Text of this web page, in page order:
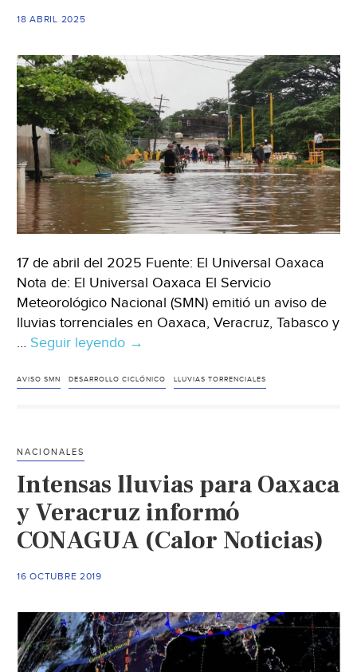
18 ABRIL 2025
17 de abril del 2025 Fuente: El Universal Oaxaca
Nota de: El Universal Oaxaca El Servicio
Meteorológico Nacional (SMN) emitió un aviso de
lluvias torrenciales en Oaxaca, Veracruz, Tabasco y
… Seguir leyendo México
SMN
torrenciales
Oaxaca
y
de
un
ciclón
→
AVISO SMN DESARROLLO CICLÓNICO LLUVIAS TORRENCIALES
NACIONALES
Intensas lluvias para Oaxaca
y Veracruz informó
CONAGUA (Calor Noticias)
16 OCTUBRE 2019